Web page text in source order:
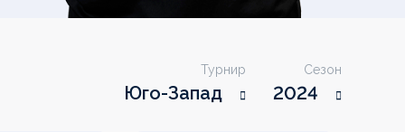
Турнир
Юго-Запад
Сезон
2024